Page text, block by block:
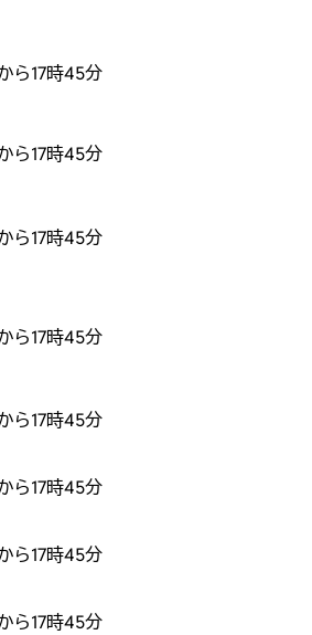
ら17時45分
ら17時45分
ら17時45分
ら17時45分
ら17時45分
ら17時45分
ら17時45分
ら17時45分